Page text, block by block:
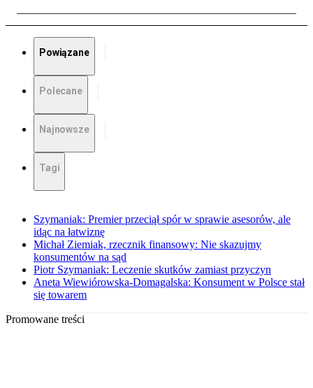
Powiązane
Polecane
Najnowsze
Tagi
Szymaniak: Premier przeciął spór w sprawie asesorów, ale
idąc na łatwiznę
Michał Ziemiak, rzecznik finansowy: Nie skazujmy
konsumentów na sąd
Piotr Szymaniak: Leczenie skutków zamiast przyczyn
Aneta Wiewiórowska-Domagalska: Konsument w Polsce stał
się towarem
Promowane treści